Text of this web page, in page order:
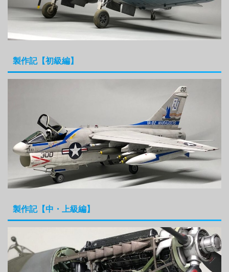
製作記【初級編】
製作記【中・上級編】